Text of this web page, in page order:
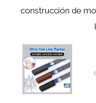
construcción de